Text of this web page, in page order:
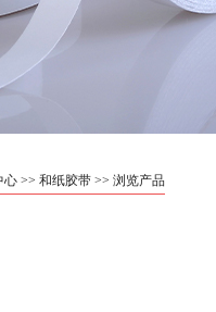
心 >> 和纸胶带 >> 浏览产品